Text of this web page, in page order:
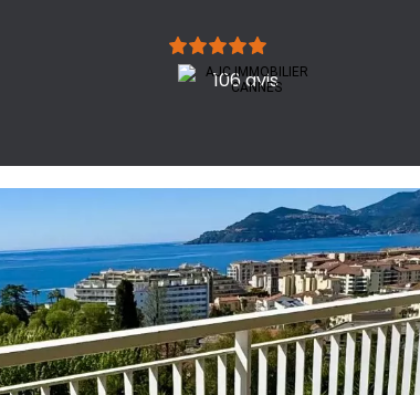
106 avis